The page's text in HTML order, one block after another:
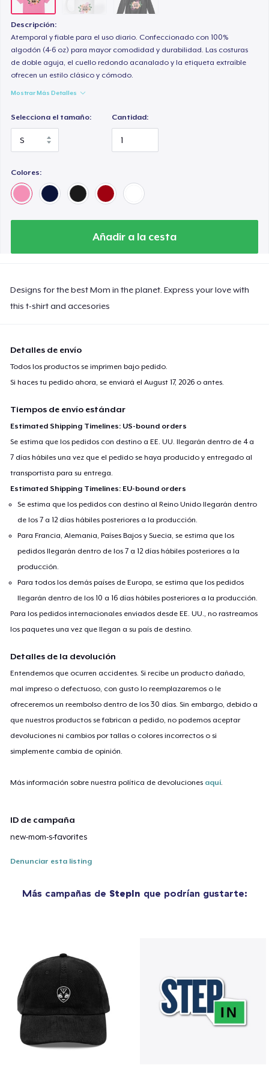
Descripción:
Atemporal y fiable para el uso diario. Confeccionado con 100%
algodón (4-6 oz) para mayor comodidad y durabilidad. Las costuras
de doble aguja, el cuello redondo acanalado y la etiqueta extraíble
ofrecen un estilo clásico y cómodo.
Mostrar Más Detalles
Selecciona el tamaño: Cantidad:
Colores:
Añadir a la cesta
Designs for the best Mom in the planet. Express your love with
this t-shirt and accesories
Detalles de envío
Todos los productos se imprimen bajo pedido.
Si haces tu pedido ahora, se enviará elAugust 17, 2026 o antes.
Tiempos de envío estándar
Estimated Shipping Timelines: US-bound orders
Se estima que los pedidos con destino a EE. UU. llegarán dentro de 4 a
7 días hábiles una vez que el pedido se haya producido y entregado al
transportista para su entrega.
Estimated Shipping Timelines: EU-bound orders
Se estima que los pedidos con destino al Reino Unido llegarán dentro
de los 7 a 12 días hábiles posteriores a la producción.
Para Francia, Alemania, Países Bajos y Suecia, se estima que los
pedidos llegarán dentro de los 7 a 12 días hábiles posteriores a la
producción.
Para todos los demás países de Europa, se estima que los pedidos
llegarán dentro de los 10 a 16 días hábiles posteriores a la producción.
Para los pedidos internacionales enviados desde EE. UU., no rastreamos
los paquetes una vez que llegan a su país de destino.
Detalles de la devolución
Entendemos que ocurren accidentes. Si recibe un producto dañado,
mal impreso o defectuoso, con gusto lo reemplazaremos o le
ofreceremos un reembolso dentro de los 30 días. Sin embargo, debido a
que nuestros productos se fabrican a pedido, no podemos aceptar
devoluciones ni cambios por tallas o colores incorrectos o si
simplemente cambia de opinión.
Más información sobre nuestra política de devoluciones aquí.
ID de campaña
new-mom-s-favorites
Denunciar esta listing
Más campañas de StepIn que podrían gustarte: